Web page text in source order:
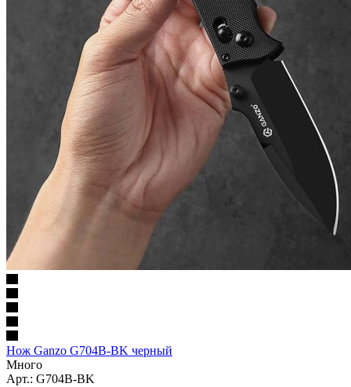
Нож Ganzo G704B-BK черный
Много
Арт.: G704B-BK